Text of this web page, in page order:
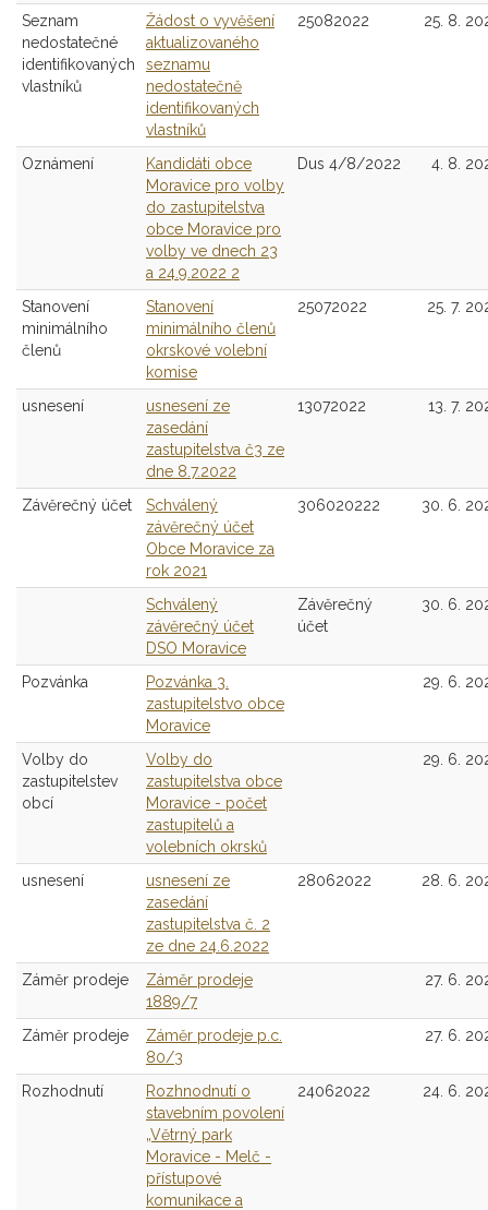
Seznam
nedostatečné
identifikovaných
vlastníků
Žádost o vyvěšení
aktualizovaného
seznamu
nedostatečně
identifikovaných
vlastníků
25082022 25. 8.
Oznámení
Kandidáti obce
Moravice pro volby
do zastupitelstva
obce Moravice pro
volby ve dnech 23
a 24.9.2022 2
Dus 4/8/2022 4. 8.
Stanovení
minimálního
členů
Stanovení
minimálního členů
okrskové volební
komise
25072022 25. 7.
usnesení
usnesení ze
zasedání
zastupitelstva č3 ze
dne 8.7.2022
13072022 13. 7.
Závěrečný účet
Schválený
závěrečný účet
Obce Moravice za
rok 2021
306020222 30. 6.
Schválený
závěrečný účet
DSO Moravice
Závěrečný
účet
30. 6.
Pozvánka
Pozvánka 3.
zastupitelstvo obce
Moravice
29. 6.
Volby do
zastupitelstev
obcí
Volby do
zastupitelstva obce
Moravice - počet
zastupitelů a
volebních okrsků
29. 6.
usnesení
usnesení ze
zasedání
zastupitelstva č. 2
ze dne 24.6.2022
28062022 28. 6.
Záměr prodeje
Záměr prodeje
1889/7
27. 6.
Záměr prodeje
Záměr prodeje p.c.
80/3
27. 6.
Rozhodnutí
Rozhnodnutí o
stavebním povolení
„Větrný park
Moravice - Melč -
přístupové
komunikace a
24062022 24. 6.